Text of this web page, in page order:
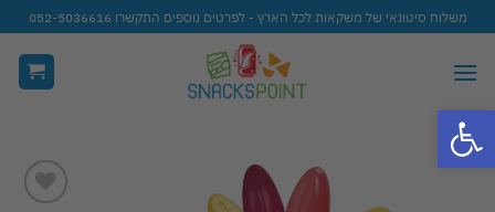
פתח סרגל נגישות
Skip
to
content
משלוח סיטונאי של משקאות לכל הארץ - לפרטים נוספים התקשרו 052-5036616